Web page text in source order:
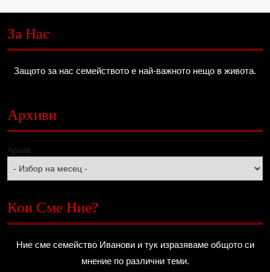
За Нас
Защото за нас семейството е най-важното нещо в живота.
Архиви
Архив
Кои Сме Ние?
Ние сме семейство Иванови и тук изразяваме общото си
мнение по различни теми.